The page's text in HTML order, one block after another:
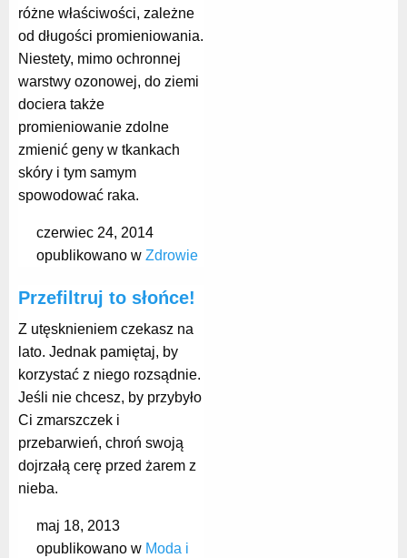
różne właściwości, zależne
od długości promieniowania.
Niestety, mimo ochronnej
warstwy ozonowej, do ziemi
dociera także
promieniowanie zdolne
zmienić geny w tkankach
skóry i tym samym
spowodować raka.
czerwiec 24, 2014
opublikowano w Zdrowie
Przefiltruj to słońce!
Z utęsknieniem czekasz na
lato. Jednak pamiętaj, by
korzystać z niego rozsądnie.
Jeśli nie chcesz, by przybyło
Ci zmarszczek i
przebarwień, chroń swoją
dojrzałą cerę przed żarem z
nieba.
maj 18, 2013
opublikowano w Moda i